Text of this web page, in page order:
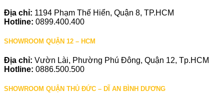
Địa chỉ: 1194 Phạm Thế Hiển, Quận 8, TP.HCM
Hotline: 0899.400.400
SHOWROOM QUẬN 12 – HCM
Địa chỉ: Vườn Lài, Phường Phú Đông, Quận 12, Tp.HCM
Hotline: 0886.500.500
SHOWROOM QUẬN THỦ ĐỨC – DĨ AN BÌNH DƯƠNG